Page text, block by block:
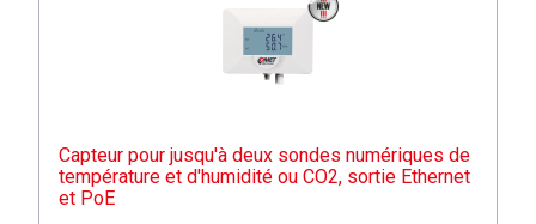
Capteur pour jusqu'à deux sondes numériques de
température et d'humidité ou CO2, sortie Ethernet
et PoE